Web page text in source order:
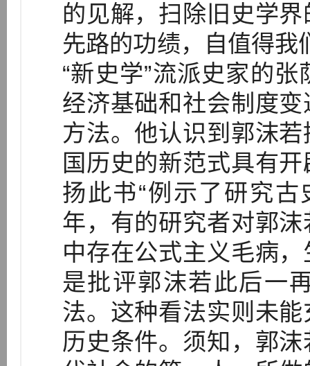
的见解，扫除旧史学
先路的功绩，自值得我
“新史学”流派史家的
经济基础和社会制度
方法。他认识到郭沫
国历史的新范式具有
扬此书“例示了研究
年，有的研究者对郭
中存在公式主义毛病
是批评郭沫若此后一
法。这种看法实则未
历史条件。须知，郭